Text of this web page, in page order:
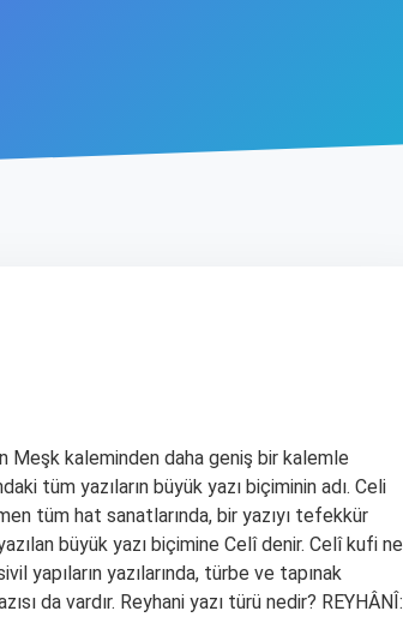
Meşk kaleminden daha geniş bir kalemle
tüm yazıların büyük yazı biçiminin adı. Celi
tüm hat sanatlarında, bir yazıyı tefekkür
büyük yazı biçimine Celî denir. Celî kufi ne
yapıların yazılarında, türbe ve tapınak
da vardır. Reyhani yazı türü nedir? REYHÂNÎ: